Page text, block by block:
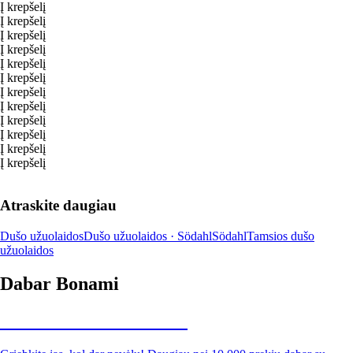
Į krepšelį
Į krepšelį
Į krepšelį
Į krepšelį
Į krepšelį
Į krepšelį
Į krepšelį
Į krepšelį
Į krepšelį
Į krepšelį
Į krepšelį
Į krepšelį
Atraskite daugiau
Dušo užuolaidosDušo užuolaidos · SödahlSödahlTamsios dušo
užuolaidos
Dabar Bonami